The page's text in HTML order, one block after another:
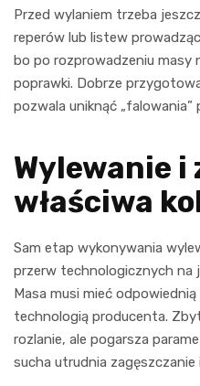
Przed wylaniem trzeba
reperów lub listew
bo po rozprowadzeniu masy
poprawki. Dobrze
pozwala uniknąć „falowania”
Wylewanie
właściwa
Sam etap wykonywania
przerw technologicznych na
Masa musi mieć
technologią producenta.
rozlanie, ale pogarsza
sucha utrudnia zagęszczanie